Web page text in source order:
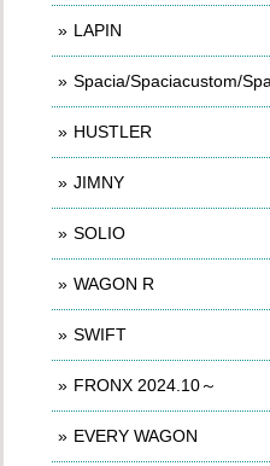
LAPIN
Spacia/Spaciacustom/
HUSTLER
JIMNY
SOLIO
WAGON R
SWIFT
FRONX 2024.10～
EVERY WAGON